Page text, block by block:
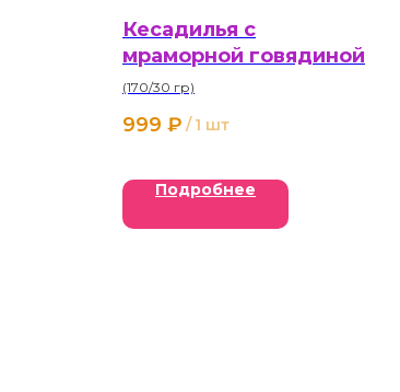
Кесадилья с
мраморной говядиной
(170/30 гр)
999 ₽ / 1 шт
Подробнее